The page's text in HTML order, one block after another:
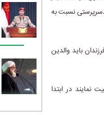
نسبت به
باید والدین
نمایند در ابتدا